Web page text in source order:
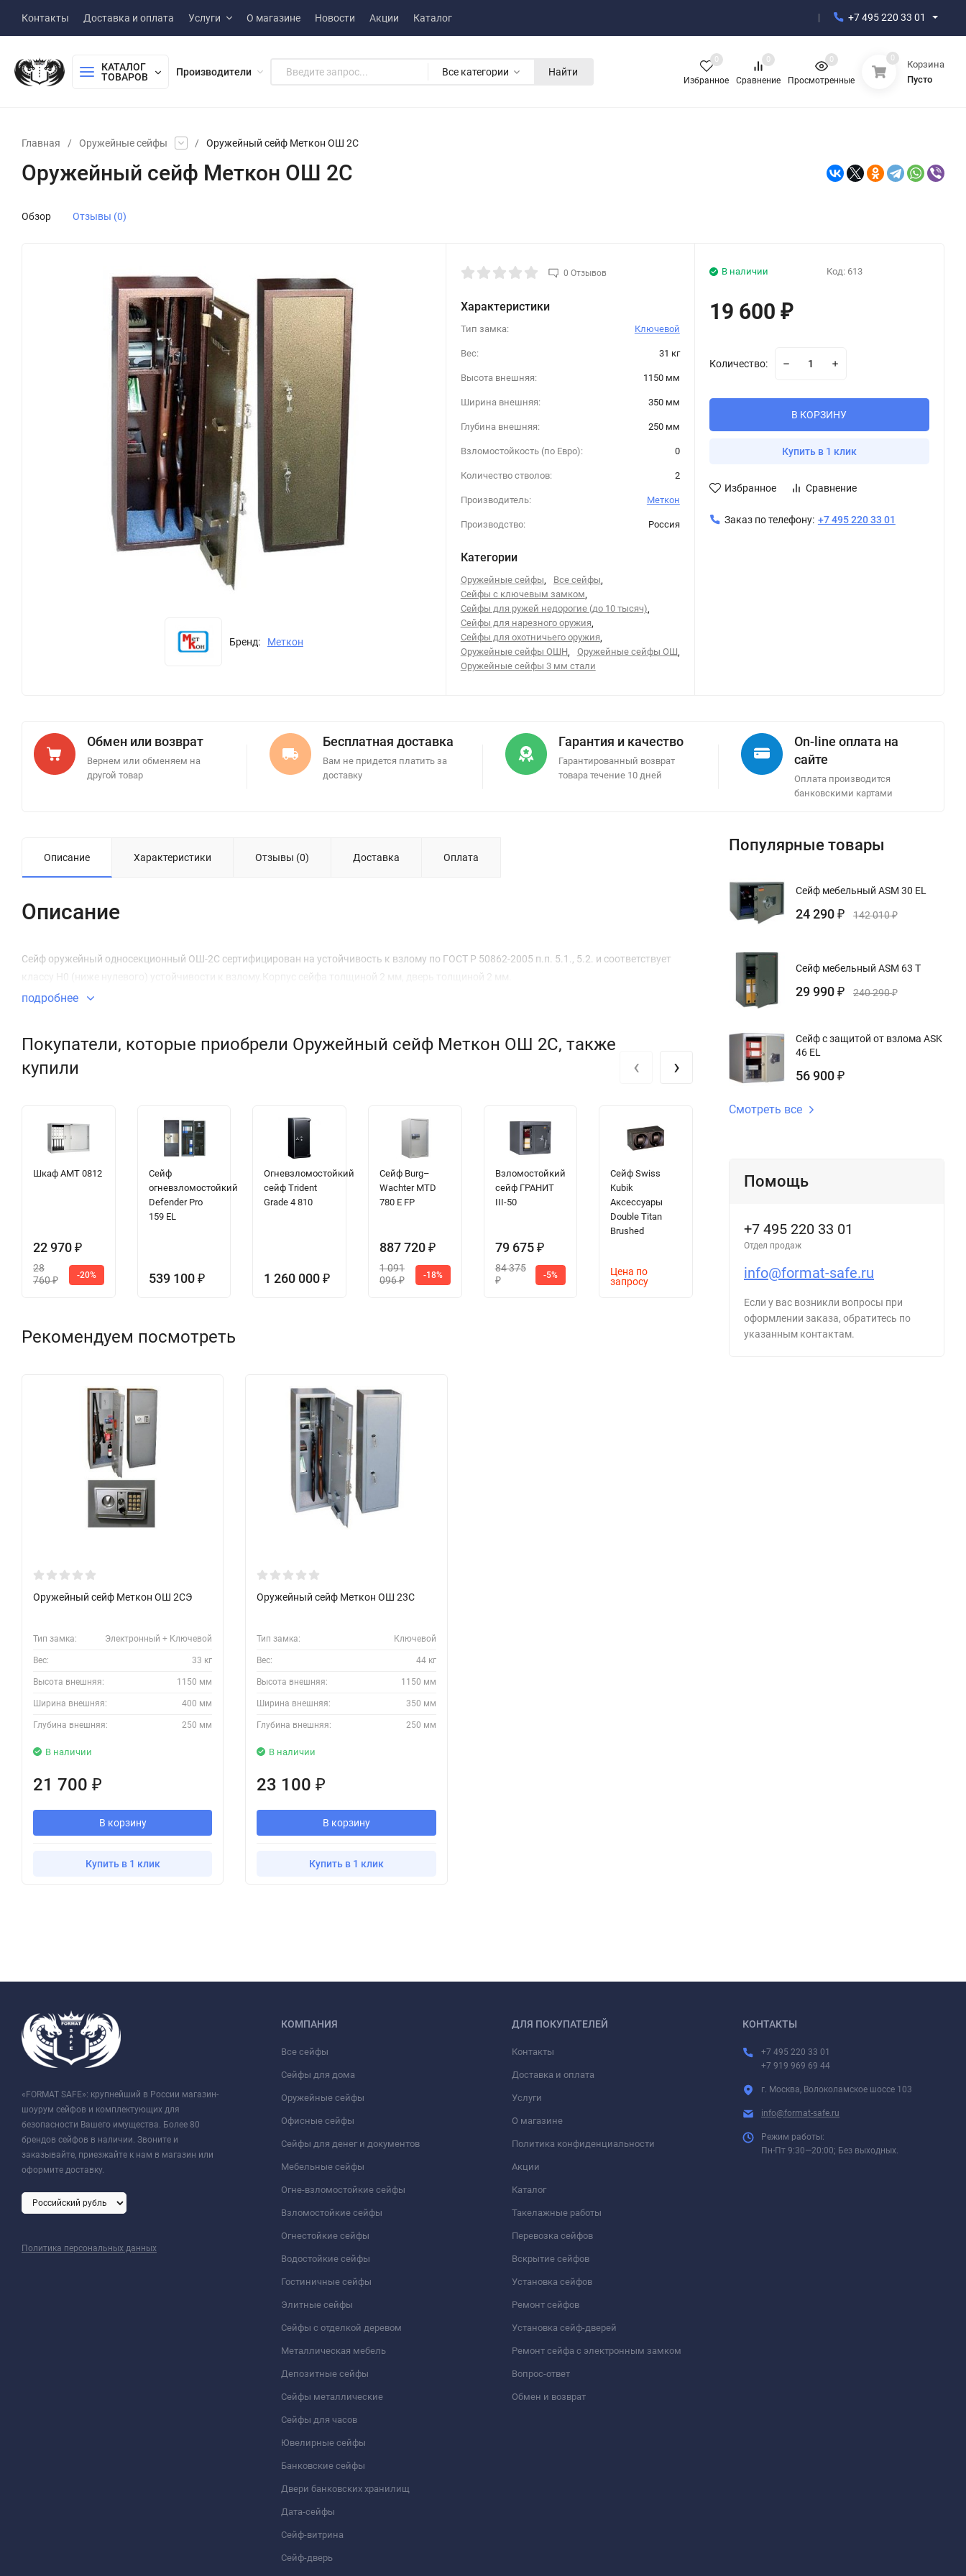
Контакты Доставка и оплата Услуги О магазине Новости Акции Каталог +7 495 220 33 01
КАТАЛОГ
ТОВАРОВ
Производители Все категории Найти
Избранное
0
Сравнение
0
Просмотренные
0 0
Корзина
Пусто
Главная / Оружейные сейфы / Оружейный сейф Меткон ОШ 2С
Оружейный сейф Меткон ОШ 2С
Обзор Отзывы (0)
Бренд: Меткон
0 Отзывов
Характеристики
Тип замка: Ключевой
Вес: 31 кг
Высота внешняя: 1150 мм
Ширина внешняя: 350 мм
Глубина внешняя: 250 мм
Взломостойкость (по Евро): 0
Количество стволов: 2
Производитель: Меткон
Производство: Россия
Категории
Оружейные сейфы, Все сейфы,
Сейфы с ключевым замком,
Сейфы для ружей недорогие (до 10 тысяч),
Сейфы для нарезного оружия,
Сейфы для охотничьего оружия,
Оружейные сейфы ОШН, Оружейные сейфы ОШ,
Оружейные сейфы 3 мм стали
В наличии Код: 613
19 600 ₽
Количество:
В КОРЗИНУ
Купить в 1 клик
Избранное Сравнение
Заказ по телефону: +7 495 220 33 01
Обмен или возврат
Вернем или обменяем на
другой товар
Бесплатная доставка
Вам не придется платить за
доставку
Гарантия и качество
Гарантированный возврат
товара течение 10 дней
On-line оплата на
сайте
Оплата производится
банковскими картами
Описание Характеристики Отзывы (0) Доставка Оплата
Описание
Сейф оружейный односекционный ОШ-2С сертифицирован на устойчивость к взлому по ГОСТ Р 50862-2005 п.п. 5.1., 5.2. и соответствует
классу Н0 (ниже нулевого) устойчивости к взлому.Корпус сейфа толщиной 2 мм, дверь толщиной 2 мм.
подробнее
Покупатели, которые приобрели Оружейный сейф Меткон ОШ 2С, также
купили
Шкаф АМТ 0812
22 970 ₽
28
760₽
-20%
Сейф
огневзломостойкий
Defender Pro
159 EL
539 100 ₽
Огневзломостойкий
сейф Trident
Grade 4 810
1 260 000₽
Сейф Burg–
Wachter MTD
780 E FP
887 720 ₽
1 091
096₽
-18%
Взломостойкий
сейф ГРАНИТ
III-50
79 675 ₽
84 375
₽
-5%
Сейф Swiss
Kubik
Аксессуары
Double Titan
Brushed
Цена по
запросу
Сейф
встраиваемый
42 900₽
69 790
₽
‹ ›
Рекомендуем посмотреть
Оружейный сейф Меткон ОШ 2СЭ
Тип замка: Электронный + Ключевой
Вес: 33 кг
Высота внешняя: 1150 мм
Ширина внешняя: 400 мм
Глубина внешняя: 250 мм
В наличии
21 700 ₽
В корзину
Купить в 1 клик
Оружейный сейф Меткон ОШ 23С
Тип замка: Ключевой
Вес: 44 кг
Высота внешняя: 1150 мм
Ширина внешняя: 350 мм
Глубина внешняя: 250 мм
В наличии
23 100₽
В корзину
Купить в 1 клик
Популярные товары
Сейф мебельный ASM 30 EL
24 290 ₽ 142 010₽
Сейф мебельный ASM 63 T
29 990 ₽ 240 290₽
Сейф с защитой от взлома ASK
46 EL
56 900 ₽
Смотреть все
Помощь
+7 495 220 33 01
Отдел продаж
info@format-safe.ru
Если у вас возникли вопросы при
оформлении заказа, обратитесь по
указанным контактам.
«FORMAT SAFE»: крупнейший в России магазин-
шоурум сейфов и комплектующих для
безопасности Вашего имущества. Более 80
брендов сейфов в наличии. Звоните и
заказывайте, приезжайте к нам в магазин или
оформите доставку.
Политика персональных данных
КОМПАНИЯ
Все сейфы
Сейфы для дома
Оружейные сейфы
Офисные сейфы
Сейфы для денег и документов
Мебельные сейфы
Огне-взломостойкие сейфы
Взломостойкие сейфы
Огнестойкие сейфы
Водостойкие сейфы
Гостиничные сейфы
Элитные сейфы
Сейфы с отделкой деревом
Металлическая мебель
Депозитные сейфы
Сейфы металлические
Сейфы для часов
Ювелирные сейфы
Банковские сейфы
Двери банковских хранилищ
Дата-сейфы
Сейф-витрина
Сейф-дверь
ДЛЯ ПОКУПАТЕЛЕЙ
Контакты
Доставка и оплата
Услуги
О магазине
Политика конфиденциальности
Акции
Каталог
Такелажные работы
Перевозка сейфов
Вскрытие сейфов
Установка сейфов
Ремонт сейфов
Установка сейф-дверей
Ремонт сейфа с электронным замком
Вопрос-ответ
Обмен и возврат
КОНТАКТЫ
+7 495 220 33 01
+7 919 969 69 44
г. Москва, Волоколамское шоссе 103
info@format-safe.ru
Режим работы:
Пн-Пт 9:30—20:00; Без выходных.